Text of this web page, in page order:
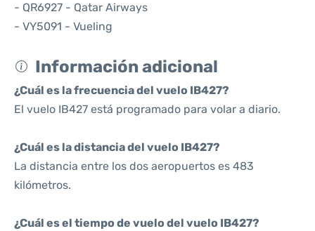
- QR6927 - Qatar Airways
- VY5091 - Vueling
Información adicional
¿Cuál es la frecuencia del vuelo IB427?
El vuelo IB427 está programado para volar a diario.
¿Cuál es la distancia del vuelo IB427?
La distancia entre los dos aeropuertos es 483
kilómetros.
¿Cuál es el tiempo de vuelo del vuelo IB427?